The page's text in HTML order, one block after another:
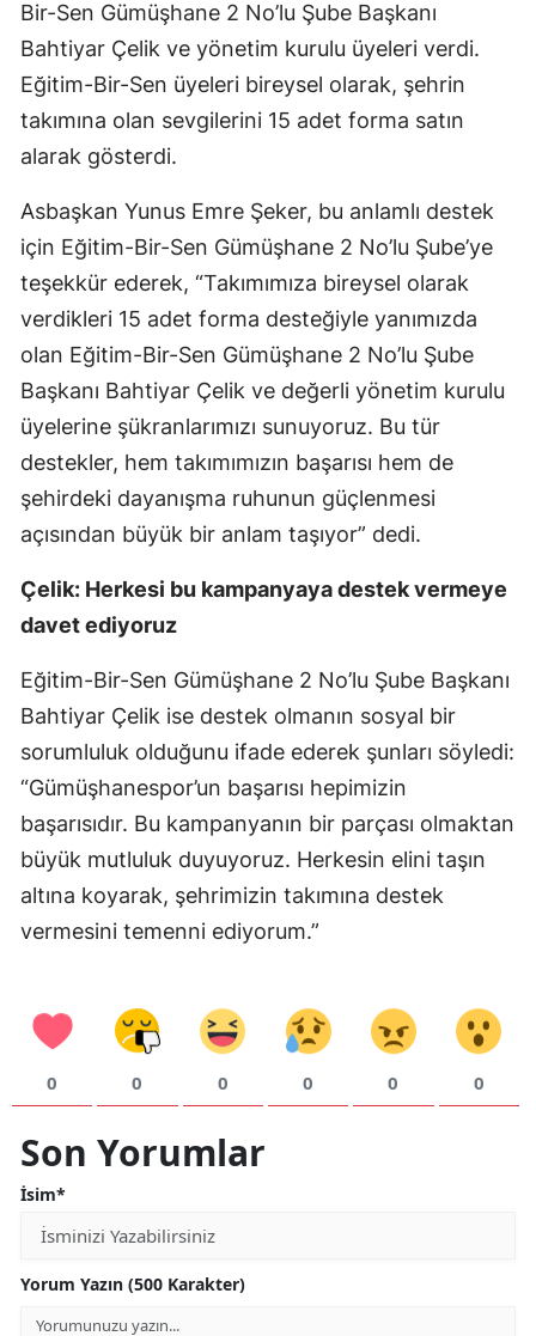
Malatya
Manisa
Kahramanmaraş
Muş
Nevşehir
Niğde
Ordu
Rize
Sakarya
Samsun
Sinop
Sivas
Tokat
Trabzon
Tunceli
Uşak
Bir-Sen Gümüşhane 2 No’lu Şube Başkanı
Bahtiyar Çelik ve yönetim kurulu üyeleri verdi.
Eğitim-Bir-Sen üyeleri bireysel olarak, şehrin
takımına olan sevgilerini 15 adet forma satın
alarak gösterdi.
Asbaşkan Yunus Emre Şeker, bu anlamlı destek
için Eğitim-Bir-Sen Gümüşhane 2 No’lu Şube’ye
teşekkür ederek, “Takımımıza bireysel olarak
verdikleri 15 adet forma desteğiyle yanımızda
olan Eğitim-Bir-Sen Gümüşhane 2 No’lu Şube
Başkanı Bahtiyar Çelik ve değerli yönetim kurulu
üyelerine şükranlarımızı sunuyoruz. Bu tür
destekler, hem takımımızın başarısı hem de
şehirdeki dayanışma ruhunun güçlenmesi
açısından büyük bir anlam taşıyor” dedi.
Çelik: Herkesi bu kampanyaya destek vermeye
davet ediyoruz
Eğitim-Bir-Sen Gümüşhane 2 No’lu Şube Başkanı
Bahtiyar Çelik ise destek olmanın sosyal bir
sorumluluk olduğunu ifade ederek şunları söyledi:
“Gümüşhanespor’un başarısı hepimizin
başarısıdır. Bu kampanyanın bir parçası olmaktan
büyük mutluluk duyuyoruz. Herkesin elini taşın
altına koyarak, şehrimizin takımına destek
vermesini temenni ediyorum.”
0 0 0 0 0 0
Son Yorumlar
İsim*
Yorum Yazın (500 Karakter)